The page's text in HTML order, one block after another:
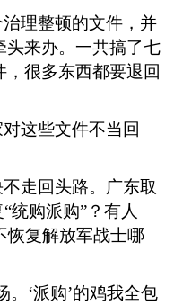
理整顿的文件，并
头来办。一共搞了七
，很多东西都要退回
这些文件不当回
走回头路。广东取
统购派购”？有人
恢复解放军战士哪
。‘派购’的鸡我全包